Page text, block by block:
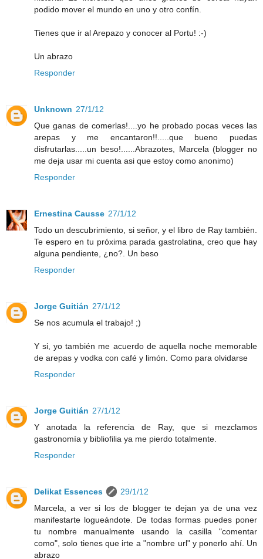
podido mover el mundo en uno y otro confín.
Tienes que ir al Arepazo y conocer al Portu! :-)
Un abrazo
Responder
Unknown 27/1/12
Que ganas de comerlas!....yo he probado pocas veces las
arepas y me encantaron!!.....que bueno puedas
disfrutarlas.....un beso!......Abrazotes, Marcela (blogger no
me deja usar mi cuenta asi que estoy como anonimo)
Responder
Ernestina Causse 27/1/12
Todo un descubrimiento, si señor, y el libro de Ray también.
Te espero en tu próxima parada gastrolatina, creo que hay
alguna pendiente, ¿no?. Un beso
Responder
Jorge Guitián 27/1/12
Se nos acumula el trabajo! ;)
Y si, yo también me acuerdo de aquella noche memorable
de arepas y vodka con café y limón. Como para olvidarse
Responder
Jorge Guitián 27/1/12
Y anotada la referencia de Ray, que si mezclamos
gastronomía y bibliofilia ya me pierdo totalmente.
Responder
Delikat Essences
29/1/12
Marcela, a ver si los de blogger te dejan ya de una vez
manifestarte logueándote. De todas formas puedes poner
tu nombre manualmente usando la casilla "comentar
como", solo tienes que irte a "nombre url" y ponerlo ahí. Un
abrazo